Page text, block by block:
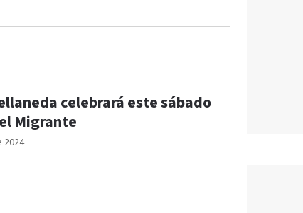
2024
celebrará este sábado
Migrante